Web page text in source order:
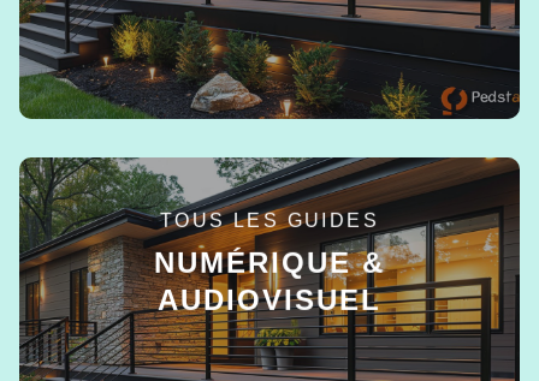
TOUS LES GUIDES
NUMÉRIQUE &
AUDIOVISUEL
EN SAVOIR +